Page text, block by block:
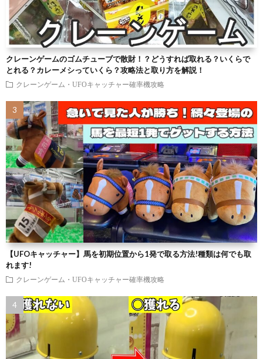
クレーンゲームのゴムチューブで散財！？どうすれば取れる？いくらで
とれる？カレーメシっていくら？攻略法と取り方を解説！
クレーンゲーム・UFOキャッチャー確率機攻略
【UFOキャッチャー】馬を初期位置から1発で取る方法!種類は何でも取
れます!
クレーンゲーム・UFOキャッチャー確率機攻略